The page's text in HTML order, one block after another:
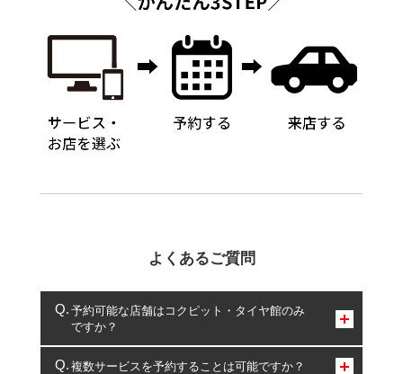
よくあるご質問
予約可能な店舗はコクピット・タイヤ館のみ
ですか？
コクピット・タイヤ館のみとなります。
複数サービスを予約することは可能ですか？